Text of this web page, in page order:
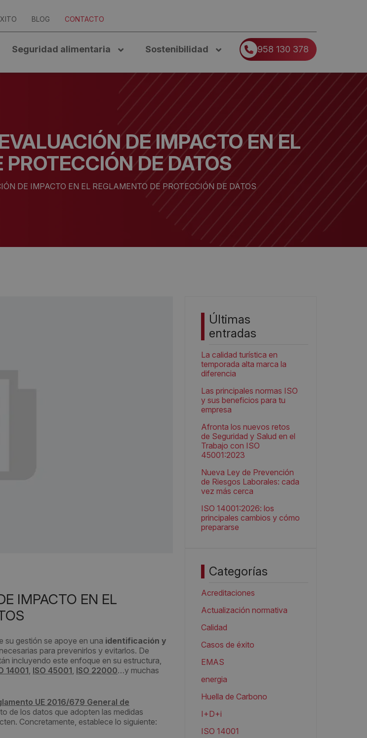
BLOG CONTACTO
Seguridad alimentaria Sostenibilidad 958 130 378
DE IMPACTO EN EL
DE DATOS
DE IMPACTO EN EL REGLAMENTO DE PROTECCIÓN DE DATOS
IMPACTO EN EL
su gestión se apoye en una identificación y
para prevenirlos y evitarlos. De
incluyendo este enfoque en su estructura,
14001, ISO 45001, ISO 22000…y muchas
UE 2016/679 General de
de los datos que adopten las medidas
Concretamente, establece lo siguiente:
Últimas
entradas
La calidad turística en
temporada alta marca la
diferencia
Las principales normas ISO
y sus beneficios para tu
empresa
Afronta los nuevos retos
de Seguridad y Salud en el
Trabajo con ISO
45001:2023
Nueva Ley de Prevención
de Riesgos Laborales: cada
vez más cerca
ISO 14001:2026: los
principales cambios y cómo
prepararse
Categorías
Acreditaciones
Actualización normativa
Calidad
Casos de éxito
EMAS
energia
Huella de Carbono
I+D+i
ISO 14001